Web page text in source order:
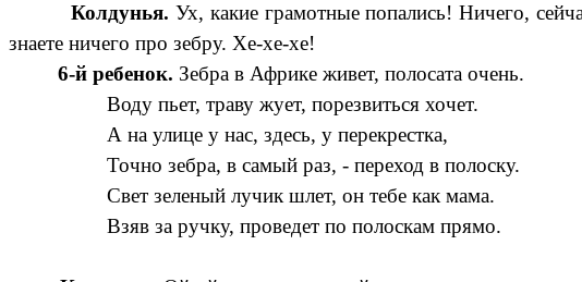
Колдунья. Ух, какие грамотные попались! Ничего,
знаете ничего про зебру. Хе-хе-хе!
6-й ребенок. Зебра в Африке живет, полосата очень.
Воду пьет, траву жует, порезвиться хочет.
А на улице у нас, здесь, у перекрестка,
Точно зебра, в самый раз, - переход в полоску.
Свет зеленый лучик шлет, он тебе как мама.
Взяв за ручку, проведет по полоскам прямо.